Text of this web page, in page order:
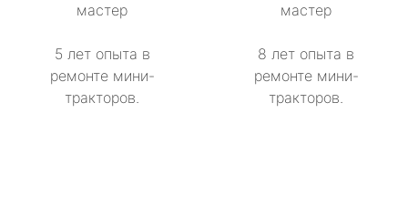
мастер
5 лет опыта в
ремонте мини-
тракторов.
мастер
8 лет опыта в
ремонте мини-
тракторов.